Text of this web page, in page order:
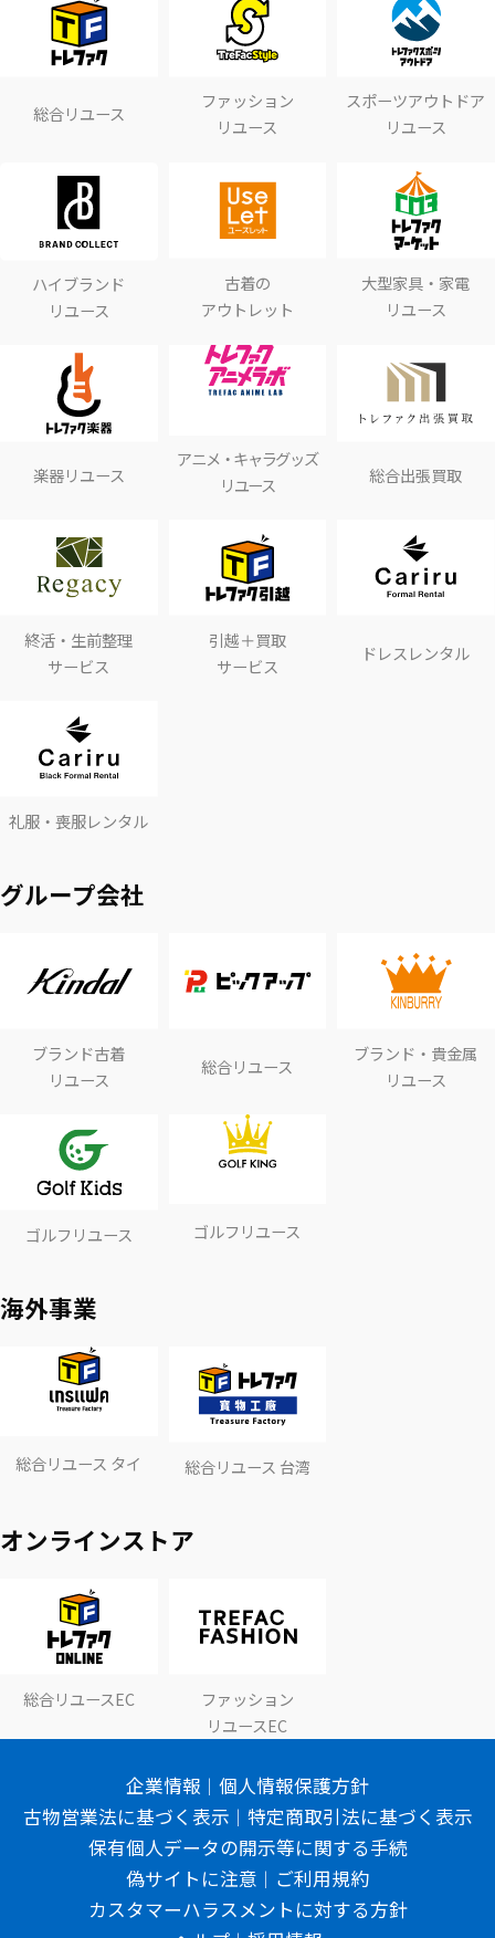
総合リユース
ファッション
リユース
スポーツアウトドア
リユース
ハイブランド
リユース
古着の
アウトレット
大型家具・家電
リユース
楽器リユース
アニメ・キャラグッズ
リユース
総合出張買取
終活・生前整理
サービス
引越＋買取
サービス
ドレスレンタル
礼服・喪服レンタル
グループ会社
ブランド古着
リユース
総合リユース
ブランド・貴金属
リユース
ゴルフリユース ゴルフリユース
海外事業
総合リユース タイ 総合リユース 台湾
オンラインストア
総合リユースEC
ファッション
リユースEC
企業情報
個人情報保護方針
古物営業法に基づく表示
特定商取引法に基づく表示
保有個人データの開示等に関する手続
偽サイトに注意
ご利用規約
カスタマーハラスメントに対する方針